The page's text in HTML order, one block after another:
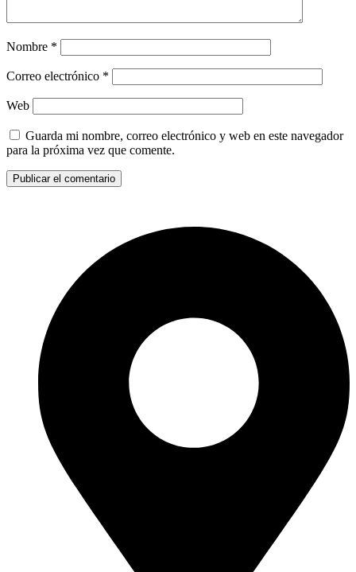
Nombre *
Correo electrónico *
Web
Guarda mi nombre, correo electrónico y web en este navegador
para la próxima vez que comente.